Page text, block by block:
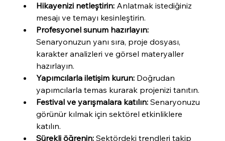
Hikayenizi netleştirin: Anlatmak istediğiniz
mesajı ve temayı kesinleştirin.
Profesyonel sunum hazırlayın:
Senaryonuzun yanı sıra, proje dosyası,
karakter analizleri ve görsel materyaller
hazırlayın.
Yapımcılarla iletişim kurun: Doğrudan
yapımcılarla temas kurarak projenizi tanıtın.
Festival ve yarışmalara katılın: Senaryonuzu
görünür kılmak için sektörel etkinliklere
katılın.
Sürekli öğrenin: Sektördeki trendleri takip